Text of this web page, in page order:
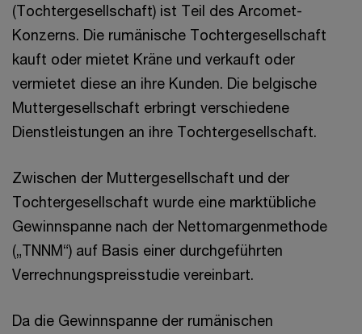
(Tochtergesellschaft) ist Teil des Arcomet-
Konzerns. Die rumänische Tochtergesellschaft
kauft oder mietet Kräne und verkauft oder
vermietet diese an ihre Kunden. Die belgische
Muttergesellschaft erbringt verschiedene
Dienstleistungen an ihre Tochtergesellschaft.
Zwischen der Muttergesellschaft und der
Tochtergesellschaft wurde eine marktübliche
Gewinnspanne nach der Nettomargenmethode
(„TNNM“) auf Basis einer durchgeführten
Verrechnungspreisstudie vereinbart.
Da die Gewinnspanne der rumänischen